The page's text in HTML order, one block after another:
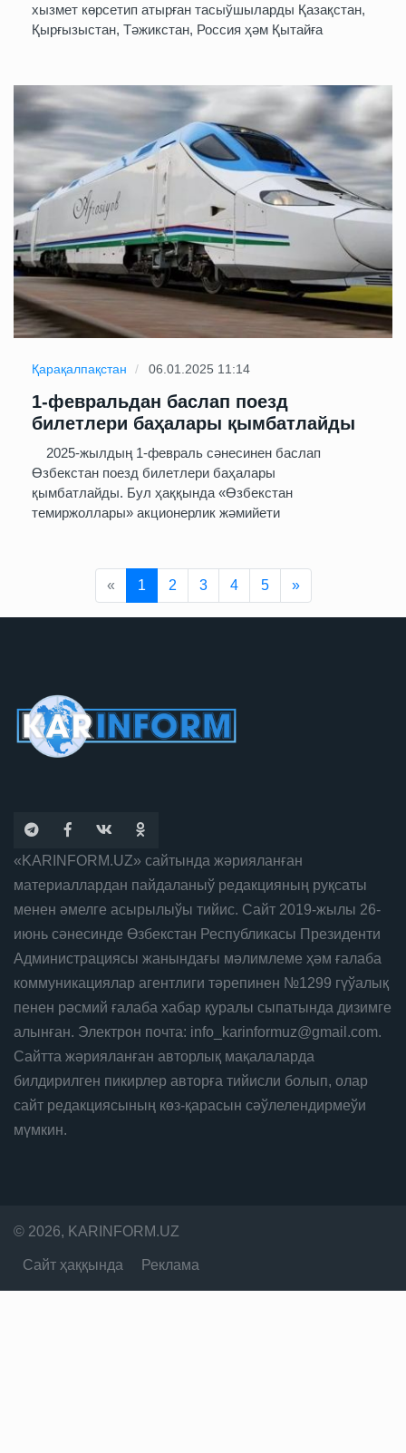
хызмет көрсетип атырған тасыўшыларды Қазақстан,
Қырғызыстан, Тәжикстан, Россия ҳәм Қытайға
Қарақалпақстан 06.01.2025 11:14
1-февральдан баслап поезд
билетлери баҳалары қымбатлайды
2025-жылдың 1-февраль сәнесинен баслап
Өзбекстан поезд билетлери баҳалары
қымбатлайды. Бул ҳаққында «Өзбекстан
темиржоллары» акционерлик жәмийети
«Previous
1 2 3 4 5 »Next
«KARINFORM.UZ» сайтында жәрияланған
материаллардан пайдаланыў редакцияның руқсаты
менен әмелге асырылыўы тийис. Сайт 2019-жылы 26-
июнь сәнесинде Өзбекстан Республикасы Президенти
Администрациясы жанындағы мәлимлеме ҳәм ғалаба
коммуникациялар агентлиги тәрепинен №1299 гүўалық
пенен рәсмий ғалаба хабар қуралы сыпатында дизимге
алынған. Электрон почта: info_karinformuz@gmail.com.
Сайтта жәрияланған авторлық мақалаларда
билдирилген пикирлер авторға тийисли болып, олар
сайт редакциясының көз-қарасын сәўлелендирмеўи
мүмкин.
© 2026, KARINFORM.UZ
Сайт ҳаққында Реклама